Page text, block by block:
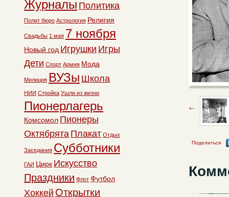
Поделиться
Журналы Политика
Полит бюро Астрология Религия
Свадьбы 1 мая 7 ноября
Новый год Игрушки Игры
Дети Спорт Армия Мода
Милиция ВУЗы Школа
НИИ Стройка Ушли из жизни
Пионерлагерь
Комсомол Пионеры
Октябрята Плакат Отдых
Заседания Субботники
ГАИ Цирк Искусство
Праздники Флот Футбол
Хоккей Открытки